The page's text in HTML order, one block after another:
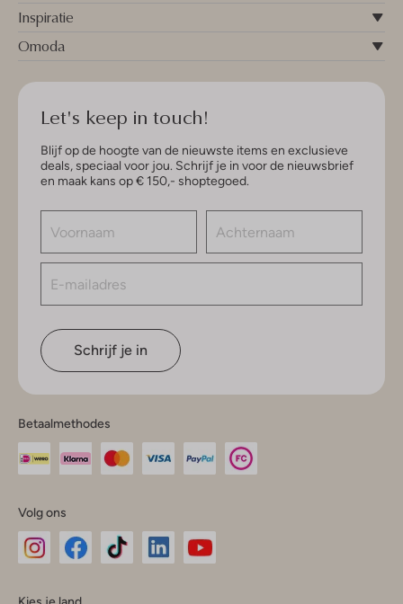
Inspiratie
Omoda
Let's keep in touch!
Blijf op de hoogte van de nieuwste items en exclusieve
deals, speciaal voor jou. Schrijf je in voor de nieuwsbrief
en maak kans op € 150,- shoptegoed.
Schrijf je in
Betaalmethodes
Volg ons